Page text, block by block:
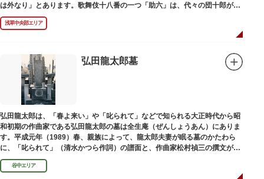
は外なり」とあります。歌舞伎十八番の一つ「助六」は、代々の団十郎が伝
えていますが、助六の実像は不明です。
浅草中央部エリア
弘田龍太郎墓
弘田龍太郎は、「春よ来い」や「叱られて」などで知られる大正時代から昭
和初期の作曲家である弘田龍太郎の墓は全生庵（ぜんしょうあん）にありま
す。平成元年（1989）春、親族によって、龍太郎夫妻が眠る墓のかたわら
に、「叱られて」（清水かつら作詞）の譜面と、作曲家松村禎三の撰文が浮
き彫りされる碑が建立されました。
谷中エリア